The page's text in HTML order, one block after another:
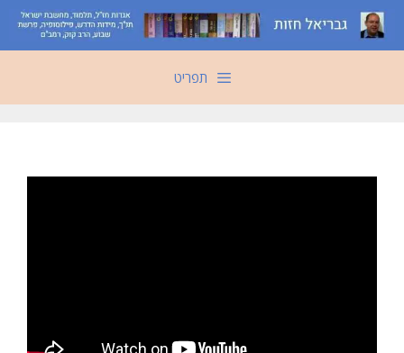
לדלג
לתוכן
תפריט